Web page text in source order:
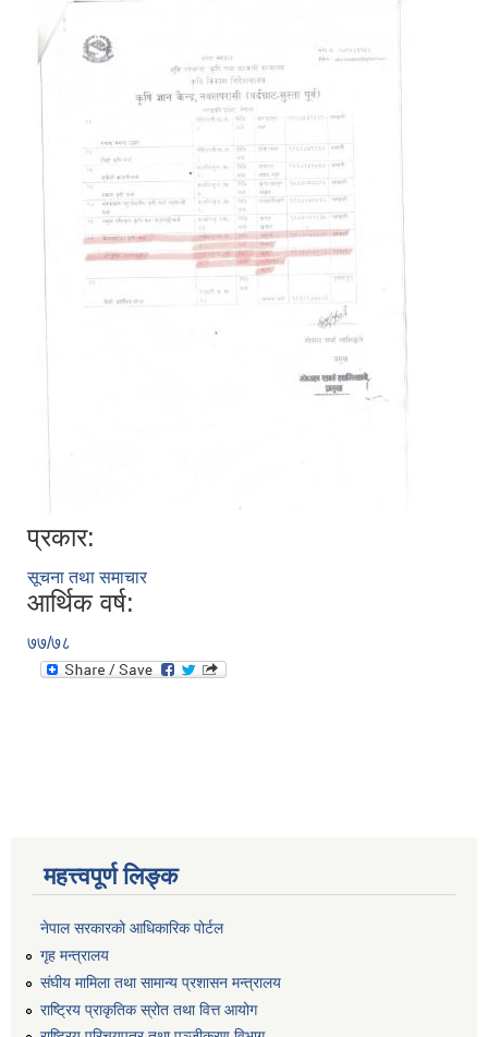
प्रकार:
सूचना तथा समाचार
आर्थिक वर्ष:
७७/७८
महत्त्वपूर्ण लिङ्क
नेपाल सरकारको आधिकारिक पोर्टल
गृह मन्त्रालय
संघीय मामिला तथा सामान्य प्रशासन मन्त्रालय
राष्ट्रिय प्राकृतिक स्रोत तथा वित्त आयोग